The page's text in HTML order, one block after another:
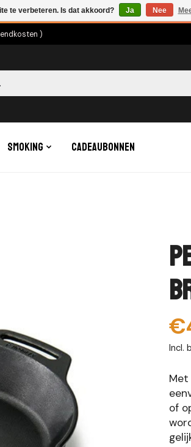
)
Smoking Cadeaubonnen
Incl.
of
te verbeteren. Is dat akkoord? Ja Nee